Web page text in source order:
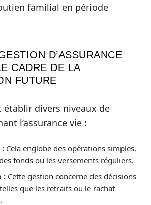
familial en période
D’ASSURANCE
CADRE DE LA
FUTURE
établir divers niveaux de
l’assurance vie :
: Cela englobe des opérations simples,
fonds ou les versements réguliers.
: Cette gestion concerne des décisions
que les retraits ou le rachat